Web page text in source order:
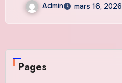
Admin mars 16, 2026
Pages